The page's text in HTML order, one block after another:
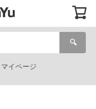
🔍
マイページ